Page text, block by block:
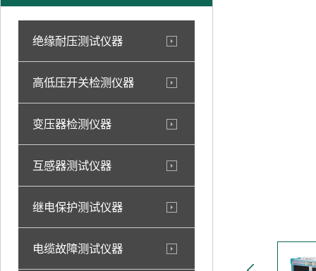
绝缘耐压测试仪器
高低压开关检测仪器
变压器检测仪器
互感器测试仪器
继电保护测试仪器
电缆故障测试仪器